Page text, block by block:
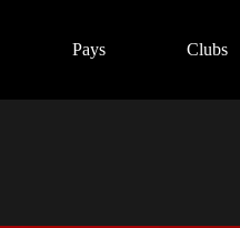
Pays Clubs